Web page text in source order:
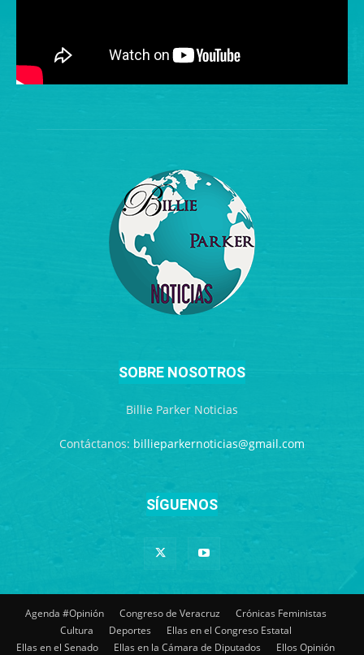
SOBRE NOSOTROS
Billie Parker Noticias
Contáctanos: billieparkernoticias@gmail.com
SÍGUENOS
Agenda #Opinión Congreso de Veracruz
Crónicas Feministas
Cultura
Deportes
Ellas en el Congreso Estatal
Ellas en el Senado
Ellas en la Cámara de Diputados Ellos Opinión